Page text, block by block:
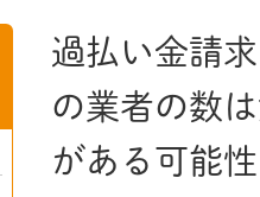
過払い金請
の業者の数
がある可能